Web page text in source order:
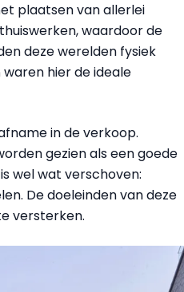
plaatsen van allerlei
waardoor de
deze werelden fysiek
hier de ideale
in de verkoop.
gezien als een goede
wel wat verschoven:
De doeleinden van deze
versterken.